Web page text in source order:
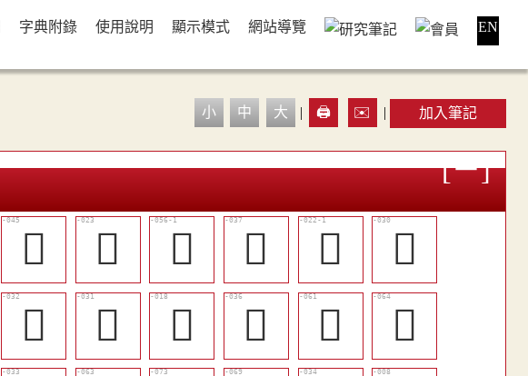
字典附錄 使用說明 顯示模式 網站導覽 EN
小 中 大 | 🖨️ ✉️ | 加入筆記
󲃵 󲃢 󲃹 󲃯 󲃡
󲃨
󲃪 󲃩 󲃠 󲃮 󲃼
󲃾